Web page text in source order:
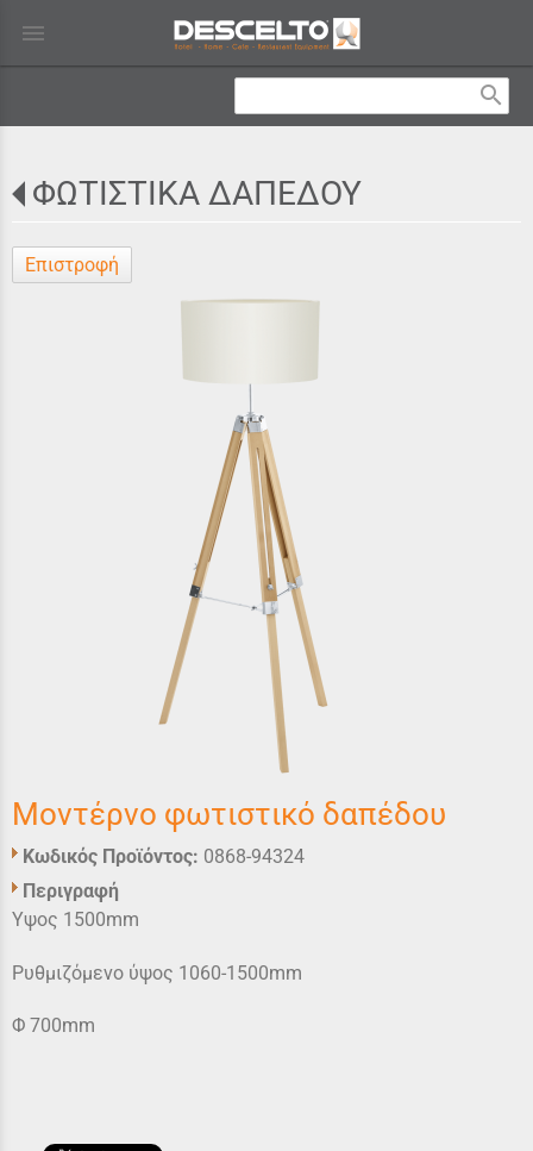
menu
search
ΦΩΤΙΣΤΙΚΑ ΔΑΠΕΔΟΥ
Επιστροφή
Μοντέρνο φωτιστικό δαπέδου
Κωδικός Προϊόντος: 0868-94324
Περιγραφή
Υψος 1500mm
Ρυθμιζόμενο ύψος 1060-1500mm
Φ 700mm